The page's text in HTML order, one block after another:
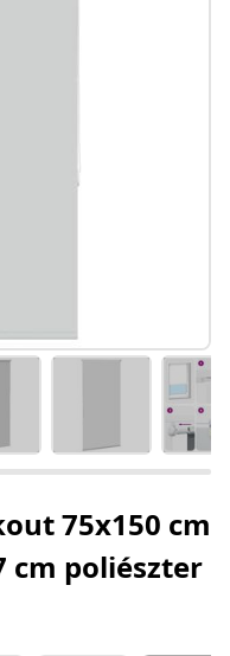
75x150 cm
cm poliészter